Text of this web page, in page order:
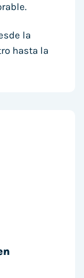
la
hasta la